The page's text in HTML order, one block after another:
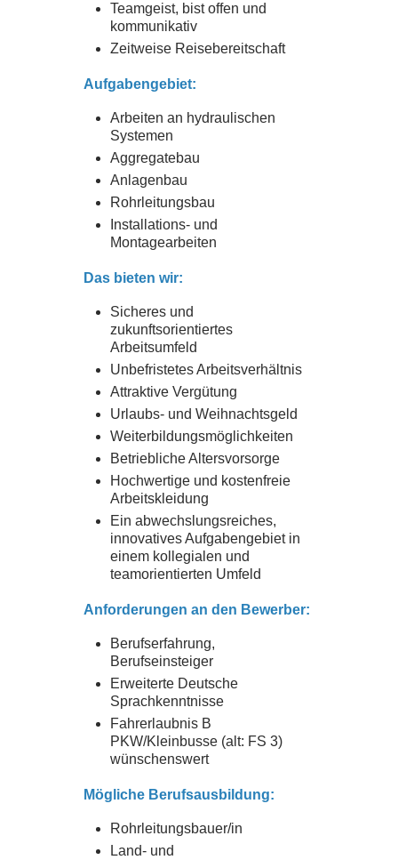
Teamgeist, bist offen und
kommunikativ
Zeitweise Reisebereitschaft
Aufgabengebiet:
Arbeiten an hydraulischen
Systemen
Aggregatebau
Anlagenbau
Rohrleitungsbau
Installations- und
Montagearbeiten
Das bieten wir:
Sicheres und
zukunftsorientiertes
Arbeitsumfeld
Unbefristetes Arbeitsverhältnis
Attraktive Vergütung
Urlaubs- und Weihnachtsgeld
Weiterbildungsmöglichkeiten
Betriebliche Altersvorsorge
Hochwertige und kostenfreie
Arbeitskleidung
Ein abwechslungsreiches,
innovatives Aufgabengebiet in
einem kollegialen und
teamorientierten Umfeld
Anforderungen an den Bewerber:
Berufserfahrung,
Berufseinsteiger
Erweiterte Deutsche
Sprachkenntnisse
Fahrerlaubnis B
PKW/Kleinbusse (alt: FS 3)
wünschenswert
Mögliche Berufsausbildung:
Rohrleitungsbauer/in
Land- und